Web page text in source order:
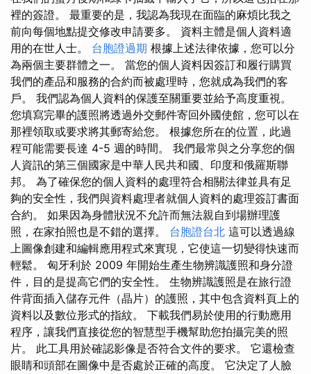
裡的簽證。 最重要的是，我認為我現在面臨的麻煩比我之
前向每個地點提交修改申請要多。 資料主體是個人資料適
用的在世人士。 台胞證過期 根據上述法律依據，您可以分
為兩個主要群體之一。 當您的個人資料因簽訂和履行購買
我們的產品和服務的合約而被處理時，您就成為我們的客
戶。 我們認為個人資料的保護至關重要並給予高度重視。
您填寫完畢的護照將透過外交郵件寄回外國使館，您可以在
那裡領取或要求將其郵寄給您。 根據您所在的位置，此過
程可能需要長達 4-5 週的時間。 我們最常與之分享您的個
人資訊的第三個國家是中華人民共和國、印度和俄羅斯聯
邦。 為了確保您的個人資料的處理符合相關法律並具有足
夠的安全性，我們與資料處理者就個人資料的處理簽訂書面
合約。 如果因為身體狀況不允許而無法親自到場辦理護
照，在家拍照也是不錯的選擇。 台胞證台北 這可以透過線
上圖像創建和編輯應用程式來實現，它使這一切變得快速而
輕鬆。 匈牙利於 2009 年開始生產生物辨識護照和身分證
件，目的是提高它們的安全性。 生物辨識護照是在旅行證
件背面插入儲存元件（晶片）的護照，其中包含資料頁上的
資料以及數位形式的指紋。 下載我們易於使用的行動應用
程序，讓我們直接從您的智慧型手機幫助您拍攝完美的照
片。 此工具用於確認影像是否符合文件的要求。 它還檢查
眼睛和頭部在圖像中是否處於正確的高度。 它決定了人臉